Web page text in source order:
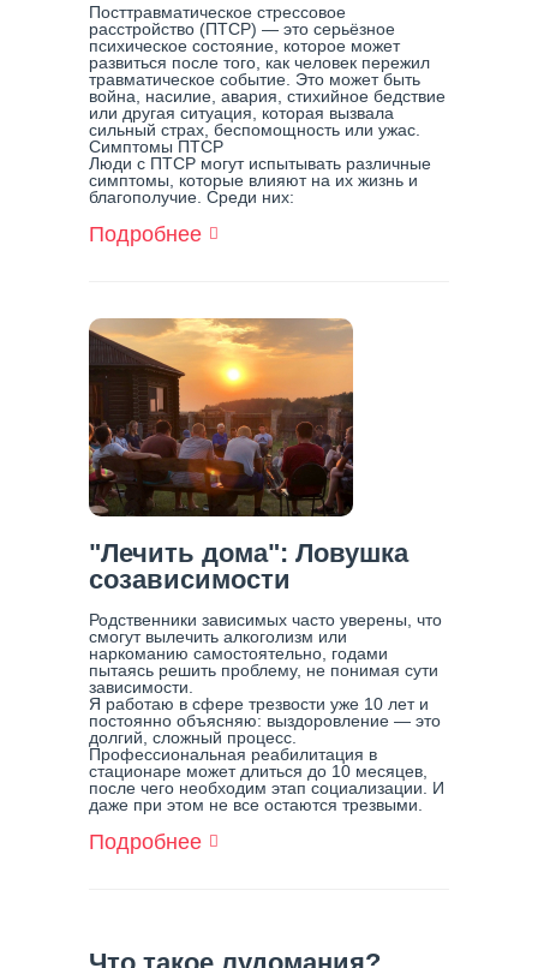
Посттравматическое стрессовое
расстройство (ПТСР) — это серьёзное
психическое состояние, которое может
развиться после того, как человек пережил
травматическое событие. Это может быть
война, насилие, авария, стихийное бедствие
или другая ситуация, которая вызвала
сильный страх, беспомощность или ужас.
Симптомы ПТСР
Люди с ПТСР могут испытывать различные
симптомы, которые влияют на их жизнь и
благополучие. Среди них:
Подробнее О
(ПТСР):
Что
Это
Такое
И
Как
С
Ним
Справиться
"Лечить дома": Ловушка
созависимости
Родственники зависимых часто уверены, что
смогут вылечить алкоголизм или
наркоманию самостоятельно, годами
пытаясь решить проблему, не понимая сути
зависимости.
Я работаю в сфере трезвости уже 10 лет и
постоянно объясняю: выздоровление — это
долгий, сложный процесс.
Профессиональная реабилитация в
стационаре может длиться до 10 месяцев,
после чего необходим этап социализации. И
даже при этом не все остаются трезвыми.
Подробнее О